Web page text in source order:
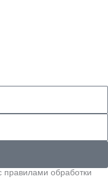
правилами обработки